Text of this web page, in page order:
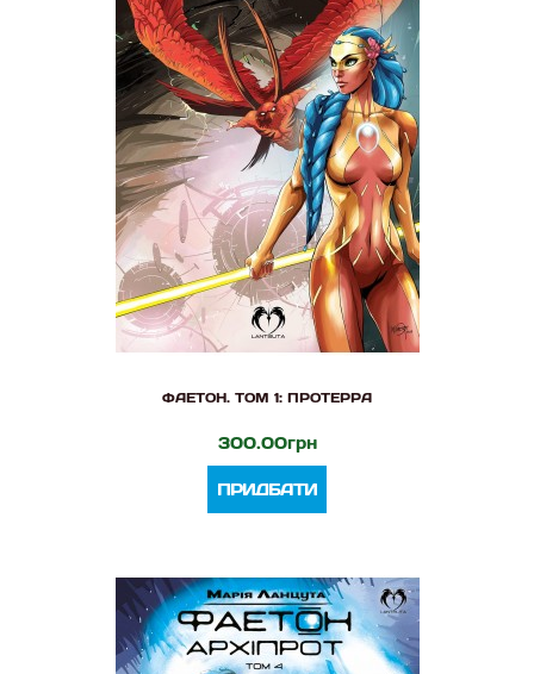
ФАЕТОН. ТОМ 1: ПРОТЕРРА
300.00грн
ПРИДБАТИ